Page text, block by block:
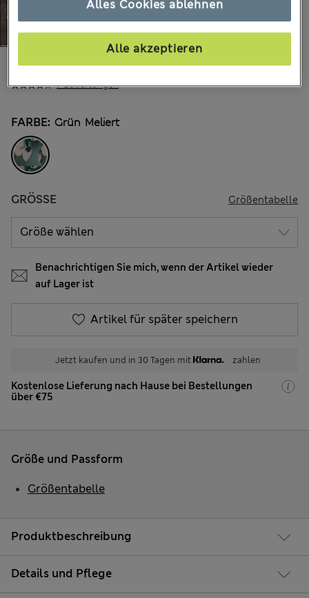
7 Bewertungen
€32,00 Alle Preise enthalten Steuern und Abgaben
FARBE: Grün Meliert
GRÖSSE Größentabelle
Benachrichtigen Sie mich, wenn der Artikel wieder
auf Lager ist
Artikel für später speichern
Jetzt kaufen und in 30 Tagen mit zahlen
Kostenlose Lieferung nach Hause bei Bestellungen
über €75
Produktbeschreibung
Details und Pflege
Größe und Passform
Größentabelle
Alles Cookies ablehnen
Alle akzeptieren